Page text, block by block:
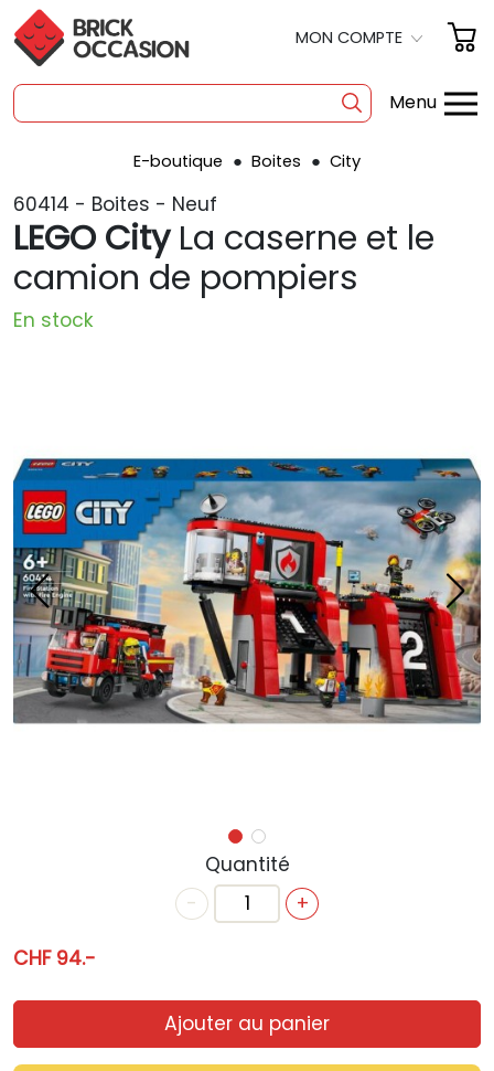
MON COMPTE
Menu
SHOP
A PROPOS
ACTUALITÉS
ANNIVERSAIRE
BONS CADEAUX
CONTACT
E-boutique Boites City
60414 - Boites - Neuf
LEGO City La caserne et le
camion de pompiers
En stock
Quantité
-
+
CHF 94.-
Ajouter au panier